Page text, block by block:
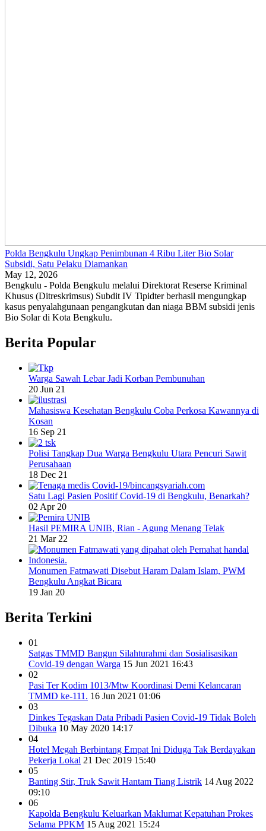
Polda Bengkulu Ungkap Penimbunan 4 Ribu Liter Bio Solar
Subsidi, Satu Pelaku Diamankan
May 12, 2026
Bengkulu - Polda Bengkulu melalui Direktorat Reserse Kriminal
Khusus (Ditreskrimsus) Subdit IV Tipidter berhasil mengungkap
kasus penyalahgunaan pengangkutan dan niaga BBM subsidi jenis
Bio Solar di Kota Bengkulu.
Berita Popular
Warga Sawah Lebar Jadi Korban Pembunuhan
20 Jun 21
Mahasiswa Kesehatan Bengkulu Coba Perkosa Kawannya di
Kosan
16 Sep 21
Polisi Tangkap Dua Warga Bengkulu Utara Pencuri Sawit
Perusahaan
18 Dec 21
Satu Lagi Pasien Positif Covid-19 di Bengkulu, Benarkah?
02 Apr 20
Hasil PEMIRA UNIB, Rian - Agung Menang Telak
21 Mar 22
Monumen Fatmawati Disebut Haram Dalam Islam, PWM
Bengkulu Angkat Bicara
19 Jan 20
Berita Terkini
01
Satgas TMMD Bangun Silahturahmi dan Sosialisasikan
Covid-19 dengan Warga 15 Jun 2021 16:43
02
Pasi Ter Kodim 1013/Mtw Koordinasi Demi Kelancaran
TMMD ke-111. 16 Jun 2021 01:06
03
Dinkes Tegaskan Data Pribadi Pasien Covid-19 Tidak Boleh
Dibuka 10 May 2020 14:17
04
Hotel Megah Berbintang Empat Ini Diduga Tak Berdayakan
Pekerja Lokal 21 Dec 2019 15:40
05
Banting Stir, Truk Sawit Hantam Tiang Listrik 14 Aug 2022
09:10
06
Kapolda Bengkulu Keluarkan Maklumat Kepatuhan Prokes
Selama PPKM 15 Aug 2021 15:24